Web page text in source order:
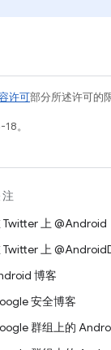
许可部分所述许可的
。
Twitter 上 @Android
Twitter 上
博客
安全博客
群组上的